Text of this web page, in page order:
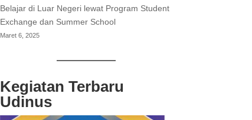
Belajar di Luar Negeri lewat Program Student
Exchange dan Summer School
Maret 6, 2025
Kegiatan Terbaru
Udinus